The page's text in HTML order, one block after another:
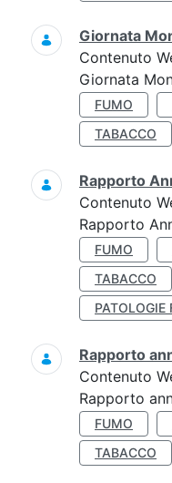
Giornata
Contenuto
Giornata
FUMO
TABACCO
Rapporto
Contenuto
Rapporto
FUMO
TABACCO
PATOLOGIE
Rapporto
Contenuto
Rapporto
FUMO
TABACCO